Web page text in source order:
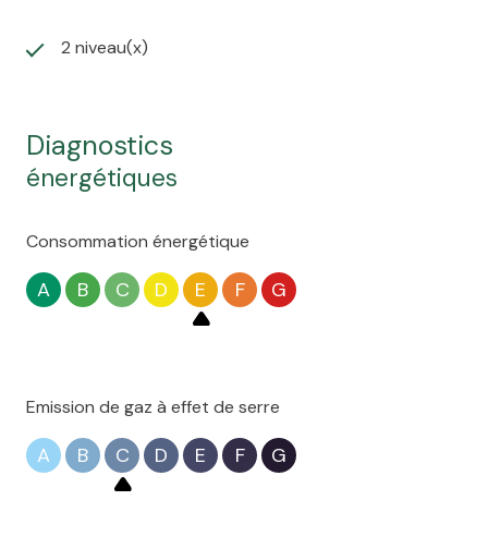
2 niveau(x)
diagnostics
énergétiques
Consommation énergétique
A B C D E F G
Emission de gaz à effet de serre
A B C D E F G